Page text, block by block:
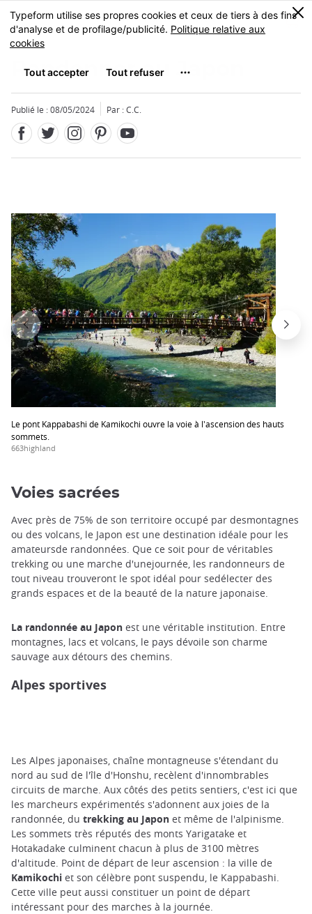
Skip
to
main
MENU
0
Randonner au Japon
Publié le : 08/05/2024 Par : C.C.
Le pont Kappabashi de Kamikochi ouvre la voie à l'ascension des hauts
sommets.
663highland
Fermer
Voies sacrées
Avec près de 75% de son territoire occupé par desmontagnes
ou des volcans, le Japon est une destination idéale pour les
amateursde randonnées. Que ce soit pour de véritables
trekking ou une marche d'unejournée, les randonneurs de
tout niveau trouveront le spot idéal pour sedélecter des
grands espaces et de la beauté de la nature japonaise.
La randonnée au Japon est une véritable institution. Entre
montagnes, lacs et volcans, le pays dévoile son charme
sauvage aux détours des chemins.
Alpes sportives
Les Alpes japonaises, chaîne montagneuse s'étendant du
nord au sud de l'île d'Honshu, recèlent d'innombrables
circuits de marche. Aux côtés des petits sentiers, c'est ici que
les marcheurs expérimentés s'adonnent aux joies de la
randonnée, du trekking au Japon et même de l'alpinisme.
Les sommets très réputés des monts Yarigatake et
Hotakadake culminent chacun à plus de 3100 mètres
d'altitude. Point de départ de leur ascension : la ville de
Kamikochi et son célèbre pont suspendu, le Kappabashi.
Cette ville peut aussi constituer un point de départ
intéressant pour des marches à la journée.